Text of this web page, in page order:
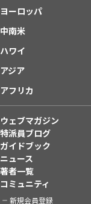
ヨーロッパ
中南米
ハワイ
アジア
アフリカ
ウェブマガジン
特派員ブログ
ガイドブック
ニュース
著者一覧
コミュニティ
新規会員登録